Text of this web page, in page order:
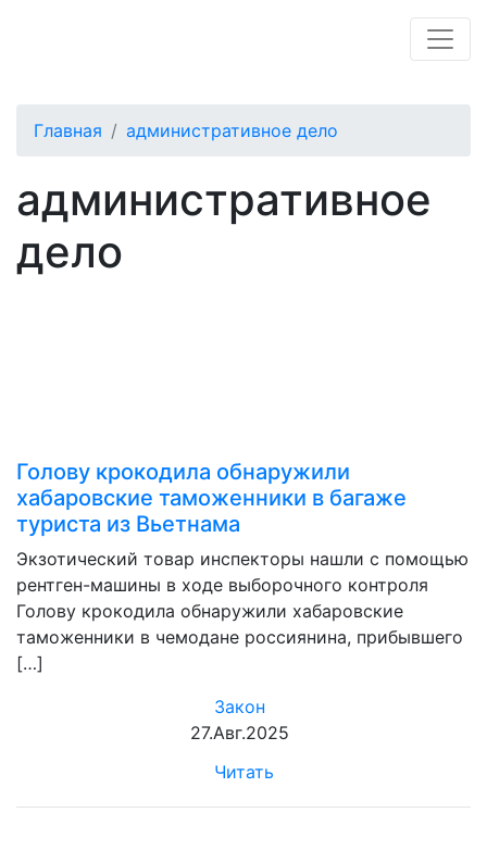
Главная административное дело
административное
дело
Голову крокодила обнаружили
хабаровские таможенники в багаже
туриста из Вьетнама
Экзотический товар инспекторы нашли с помощью
рентген-машины в ходе выборочного контроля
Голову крокодила обнаружили хабаровские
таможенники в чемодане россиянина, прибывшего
[…]
Закон
27.Авг.2025
Читать